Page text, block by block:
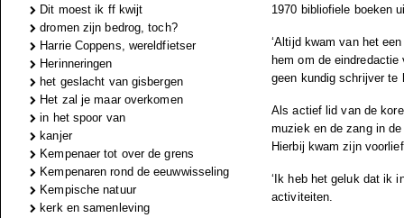
Dit moest ik ff kwijt
dromen zijn bedrog, toch?
Harrie Coppens, wereldfietser
Herinneringen
het geslacht van gisbergen
Het zal je maar overkomen
in het spoor van
kanjer
Kempenaer tot over de grens
Kempenaren rond de eeuwwisseling
Kempische natuur
kerk en samenleving
1970 bibliofiele boeken
‘Altijd kwam van het
hem om de
geen kundig schrijver te
Als actief lid van de
muziek en de zang in
Hierbij kwam zijn
‘Ik heb het geluk dat ik
activiteiten.